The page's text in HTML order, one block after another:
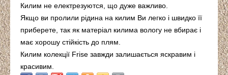
Килим не електрезуются, що дуже важливо.
Якщо ви пролили рідина на килим Ви легко і швидко її
приберете, так як матеріал килима вологу не вбирає і
має хорошу стійкість до плям.
Килим колекції Frise завжди залишається яскравим і
красивим.